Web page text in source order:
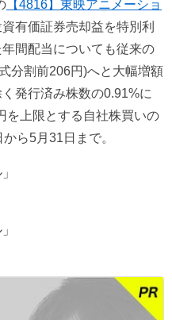
【4816】東映アニメーショ
有価証券売却益を特別利
間配当についても従来の
分割前206円)へと大幅増額
発行済み株数の0.91%に
を上限とする自社株買いの
ら5月31日まで。